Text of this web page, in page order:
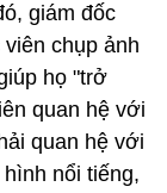
giám đốc
chụp ảnh
họ "trở
quan hệ với
quan hệ với
nổi tiếng,